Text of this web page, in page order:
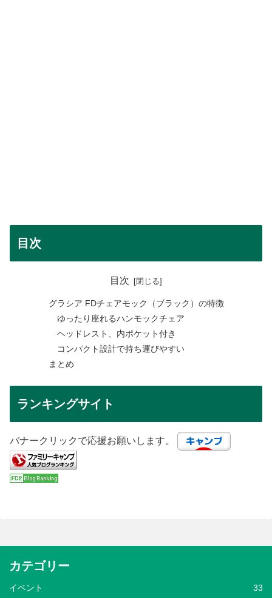
目次
目次
グラシア FDチェアモック（ブラック）の特徴
ゆったり座れるハンモックチェア
ヘッドレスト、内ポケット付き
コンパクト設計で持ち運びやすい
まとめ
ランキングサイト
バナークリックで応援お願いします。
カテゴリー
イベント 33